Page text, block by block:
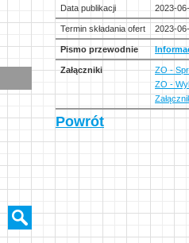
Data publikacji 2023-
Termin składania ofert 2023-
Pismo przewodnie
Załączniki
ZO -
ZO -
Powrót